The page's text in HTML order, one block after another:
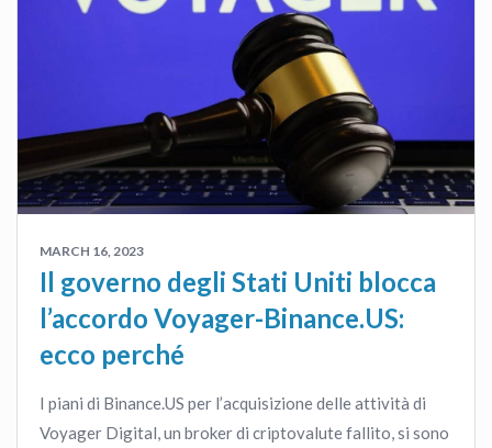
MARCH 16, 2023
Il governo degli Stati Uniti blocca
l’accordo Voyager-Binance.US:
ecco perché
I piani di Binance.US per l’acquisizione delle attività di
Voyager Digital, un broker di criptovalute fallito, si sono